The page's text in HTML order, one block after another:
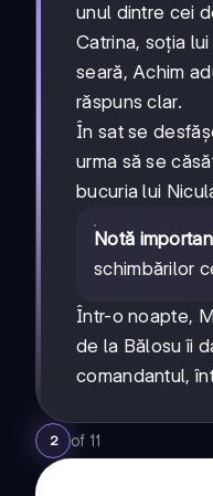
unul dintre cei
Catrina, soția
seară, Achim
răspuns clar.
În sat se
urma să se
bucuria lui
Notă
schimbărilor
Într-o noapte,
de la Bălosu îi
comandantul,
2 of 11